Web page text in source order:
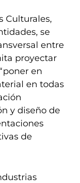
Culturales,
se
entre
proyectar
en
en todas
y diseño de
de